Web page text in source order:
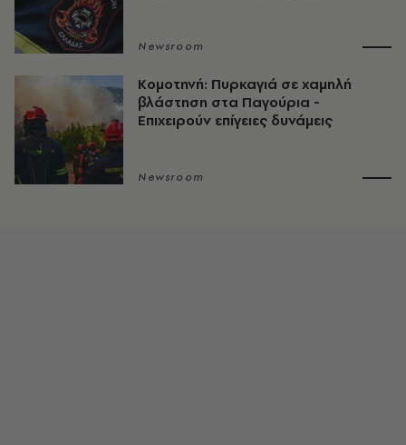
Newsroom
Κομοτηνή: Πυρκαγιά σε χαμηλή
βλάστηση στα Παγούρια -
Επιχειρούν επίγειες δυνάμεις
Newsroom